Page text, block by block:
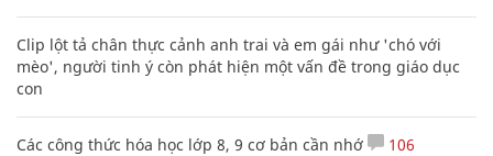
Clip lột tả chân thực cảnh anh trai và em gái như 'chó với
mèo', người tinh ý còn phát hiện một vấn đề trong giáo dục
con
Các công thức hóa học lớp 8, 9 cơ bản cần nhớ 106